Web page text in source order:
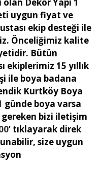
Dekor Yapı 1
uygun fiyat ve
ekip desteği ile
Önceliğimiz kalite
Bütün
ekiplerimiz 15 yıllık
ile boya badana
Kurtköy Boya
günde boya varsa
bizi iletişim
‘ tıklayarak direk
size uygun